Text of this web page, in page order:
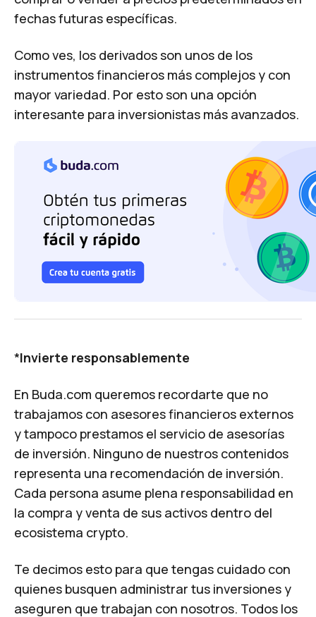
fechas futuras específicas.
Como ves, los derivados son unos de los
instrumentos financieros más complejos y con
mayor variedad. Por esto son una opción
interesante para inversionistas más avanzados.
*Invierte responsablemente
En Buda.com queremos recordarte que no
trabajamos con asesores financieros externos
y tampoco prestamos el servicio de asesorías
de inversión. Ninguno de nuestros contenidos
representa una recomendación de inversión.
Cada persona asume plena responsabilidad en
la compra y venta de sus activos dentro del
ecosistema crypto.
Te decimos esto para que tengas cuidado con
quienes busquen administrar tus inversiones y
aseguren que trabajan con nosotros. Todos los